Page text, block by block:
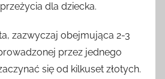
dla dziecka.
zazwyczaj obejmująca 2-3
przez jednego
się od kilkuset złotych.